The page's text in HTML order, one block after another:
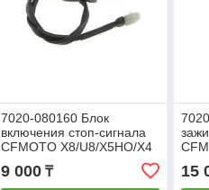
7020-080160 Блок
включения стоп-сигнала
CFMOTO X8/U8/X5HO/X4
9 000₸ 15